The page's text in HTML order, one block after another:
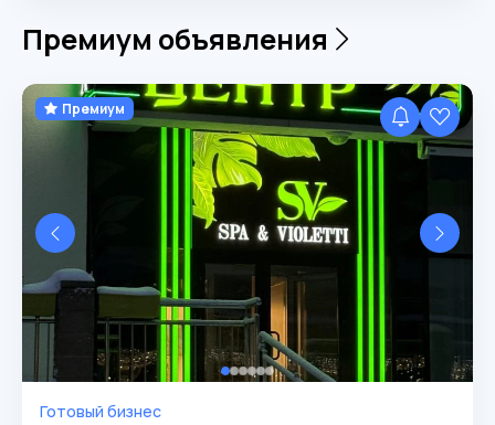
Премиум объявления
Премиум
Готовый бизнес